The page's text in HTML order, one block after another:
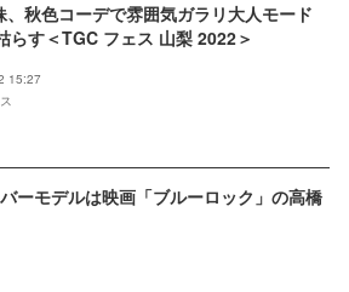
、秋色コーデで雰囲気ガラリ大人モード
らす＜TGC フェス 山梨 2022＞
15:27
ーモデルは映画「ブルーロック」の高橋